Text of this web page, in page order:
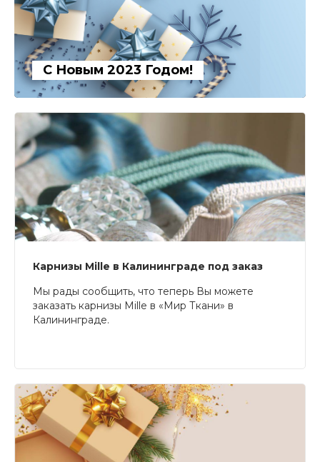
С Новым 2023 Годом!
Карнизы Mille в Калининграде под заказ
Мы рады сообщить, что теперь Вы можете
заказать карнизы Mille в «Мир Ткани» в
Калининграде.